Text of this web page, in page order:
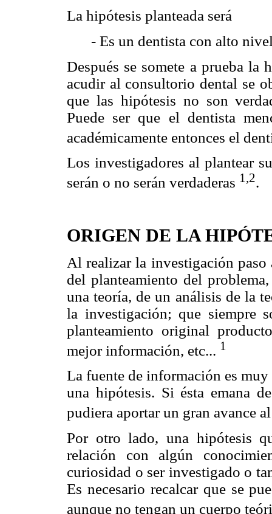
La hipótesis planteada será
- Es un dentista con alto
Después se somete a prueba la
acudir al consultorio dental se
que las hipótesis no son
Puede ser que el dentista
académicamente entonces el
Los investigadores al plantear
serán o no serán verdaderas 1,2.
ORIGEN DE LA
Al realizar la investigación paso
del planteamiento del
una teoría, de un análisis de la
la investigación; que siempre
planteamiento original
mejor información, etc... 1
La fuente de información es
una hipótesis. Si ésta emana
pudiera aportar un gran avance
Por otro lado, una hipótesis
relación con algún
curiosidad o ser investigado o
Es necesario recalcar que se
aunque no tengan un cuerpo